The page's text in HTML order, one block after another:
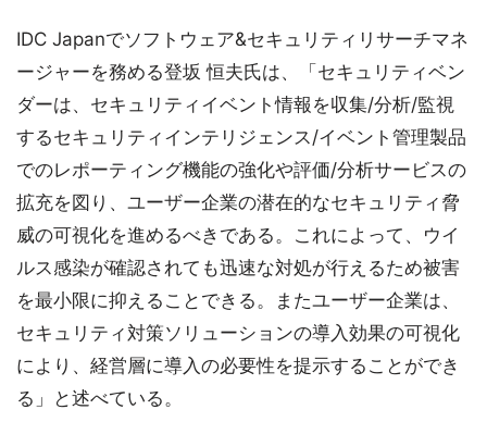
IDC Japanでソフトウェア&セキュリティリサーチマネ
ージャーを務める登坂 恒夫氏は、「セキュリティベン
ダーは、セキュリティイベント情報を収集/分析/監視
するセキュリティインテリジェンス/イベント管理製品
でのレポーティング機能の強化や評価/分析サービスの
拡充を図り、ユーザー企業の潜在的なセキュリティ脅
威の可視化を進めるべきである。これによって、ウイ
ルス感染が確認されても迅速な対処が行えるため被害
を最小限に抑えることできる。またユーザー企業は、
セキュリティ対策ソリューションの導入効果の可視化
により、経営層に導入の必要性を提示することができ
る」と述べている。